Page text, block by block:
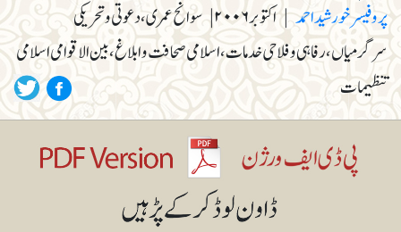
پروفیسر خورشید احمد | اکتوبر۲۰۰۶ | سوانح عمری، دعوتی و تحریکی
سرگرمیاں، رفاہی و فلاحی خدمات، اسلامی صحافت و ابلاغ، بین الاقوامی اسلامی
تنظیمات